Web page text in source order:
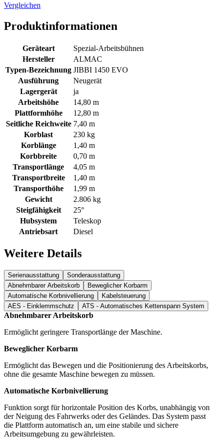
Vergleichen
Produktinformationen
Geräteart
Spezial-Arbeitsbühnen
Hersteller
ALMAC
Typen-Bezeichnung JIBBI 1450 EVO
Ausführung
Neugerät
Lagergerät
ja
Arbeitshöhe
14,80 m
Plattformhöhe
12,80 m
Seitliche Reichweite 7,40 m
Korblast
230 kg
Korblänge
1,40 m
Korbbreite
0,70 m
Transportlänge
4,05 m
Transportbreite
1,40 m
Transporthöhe
1,99 m
Gewicht
2.806 kg
Steigfähigkeit
25°
Hubsystem
Teleskop
Antriebsart
Diesel
Weitere Details
Serienausstattung
Sonderausstattung
Abnehmbarer Arbeitskorb
Beweglicher Korbarm
Automatische Korbnivellierung
Kabelsteuerung
AES - Einklemmschutz
ATS - Automatisches Kettenspann System
Abnehmbarer Arbeitskorb
Ermöglicht geringere Transportlänge der Maschine.
Beweglicher Korbarm
Ermöglicht das Bewegen und die Positionierung des Arbeitskorbs,
ohne die gesamte Maschine bewegen zu müssen.
Automatische Korbnivellierung
Funktion sorgt für horizontale Position des Korbs, unabhängig von
der Neigung des Fahrwerks oder des Geländes. Das System passt
die Plattform automatisch an, um eine stabile und sichere
Arbeitsumgebung zu gewährleisten.